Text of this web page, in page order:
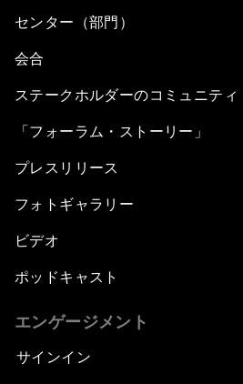
センター（部門）
会合
ステークホルダーのコミュニティ
「フォーラム・ストーリー」
プレスリリース
フォトギャラリー
ビデオ
ポッドキャスト
エンゲージメント
サインイン